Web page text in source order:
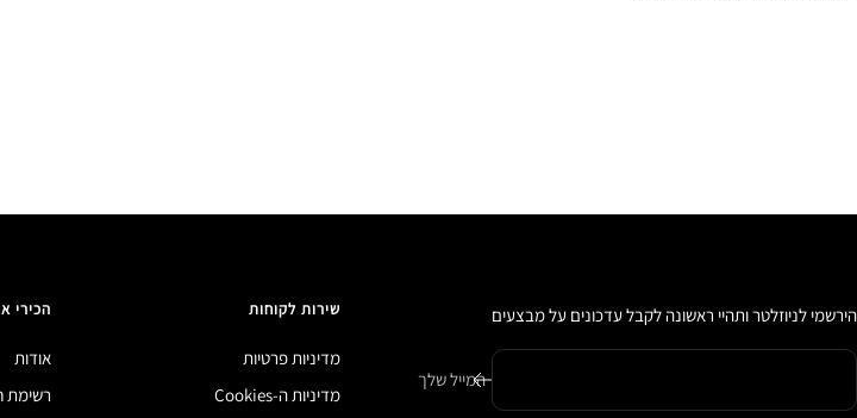
הירשמי לניוזלטר ותהיי ראשונה לקבל עדכונים על מבצעים
המייל שלך
שירות לקוחות
מדיניות פרטיות
מדיניות ה-Cookies
הכירי
אודות
רשימת